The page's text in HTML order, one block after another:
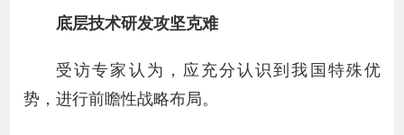
底层技术研发攻坚克难
受访专家认为，应充分认识到我国特殊优
势，进行前瞻性战略布局。